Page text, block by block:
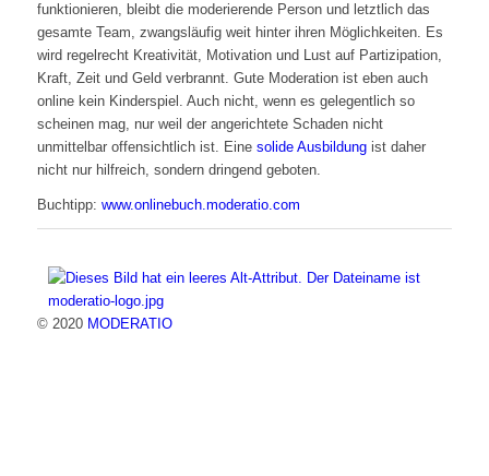
funktionieren, bleibt die moderierende Person und letztlich das
gesamte Team, zwangsläufig weit hinter ihren Möglichkeiten. Es
wird regelrecht Kreativität, Motivation und Lust auf Partizipation,
Kraft, Zeit und Geld verbrannt. Gute Moderation ist eben auch
online kein Kinderspiel. Auch nicht, wenn es gelegentlich so
scheinen mag, nur weil der angerichtete Schaden nicht
unmittelbar offensichtlich ist. Eine solide Ausbildungist daher
nicht nur hilfreich, sondern dringend geboten.
Buchtipp: www.onlinebuch.moderatio.com
© 2020 MODERATIO